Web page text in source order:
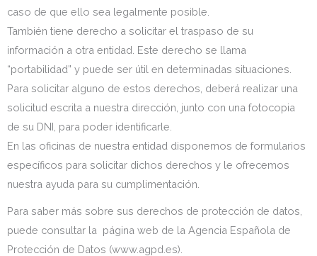
caso de que ello sea legalmente posible.
También tiene derecho a solicitar el traspaso de su
información a otra entidad. Este derecho se llama
“portabilidad” y puede ser útil en determinadas situaciones.
Para solicitar alguno de estos derechos, deberá realizar una
solicitud escrita a nuestra dirección, junto con una fotocopia
de su DNI, para poder identificarle.
En las oficinas de nuestra entidad disponemos de formularios
específicos para solicitar dichos derechos y le ofrecemos
nuestra ayuda para su cumplimentación.
Para saber más sobre sus derechos de protección de datos,
puede consultar la página web de la Agencia Española de
Protección de Datos (www.agpd.es).